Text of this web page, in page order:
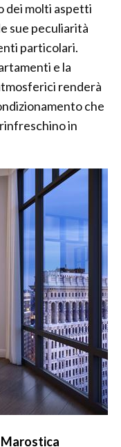
dei molti aspetti
sue peculiarità
particolari.
e la
renderà
che
in
Marostica